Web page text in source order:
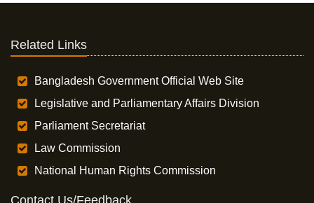
Related Links
Bangladesh Government Official Web Site
Legislative and Parliamentary Affairs Division
Parliament Secretariat
Law Commission
National Human Rights Commission